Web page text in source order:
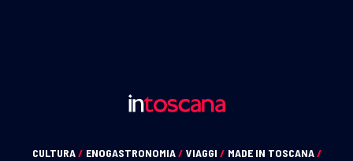
CULTURA/ ENOGASTRONOMIA/ VIAGGI / MADE IN TOSCANA/